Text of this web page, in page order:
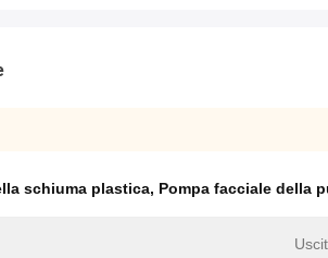
schiuma plastica, Pompa facciale della